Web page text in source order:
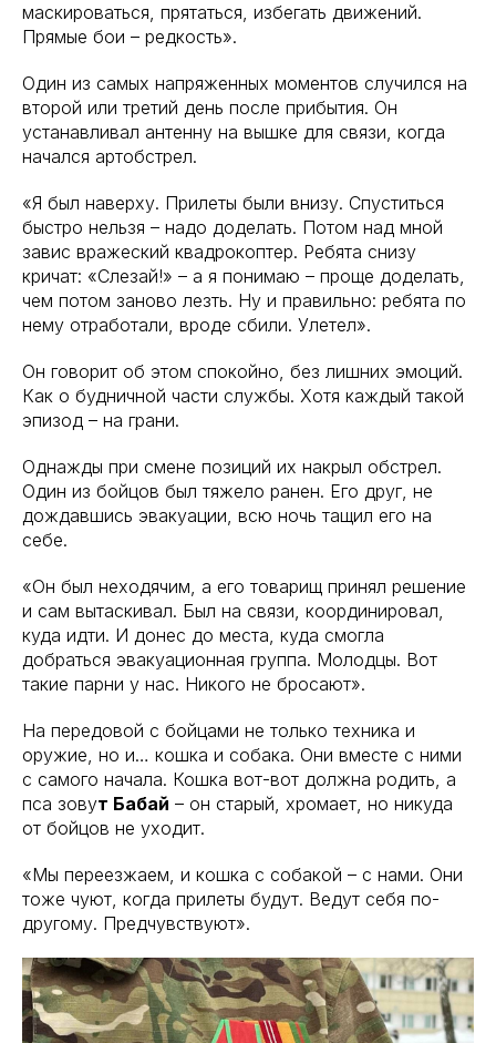
маскироваться, прятаться, избегать движений.
Прямые бои – редкость».
Один из самых напряженных моментов случился на
второй или третий день после прибытия. Он
устанавливал антенну на вышке для связи, когда
начался артобстрел.
«Я был наверху. Прилеты были внизу. Спуститься
быстро нельзя – надо доделать. Потом над мной
завис вражеский квадрокоптер. Ребята снизу
кричат: «Слезай!» – а я понимаю – проще доделать,
чем потом заново лезть. Ну и правильно: ребята по
нему отработали, вроде сбили. Улетел».
Он говорит об этом спокойно, без лишних эмоций.
Как о будничной части службы. Хотя каждый такой
эпизод – на грани.
Однажды при смене позиций их накрыл обстрел.
Один из бойцов был тяжело ранен. Его друг, не
дождавшись эвакуации, всю ночь тащил его на
себе.
«Он был неходячим, а его товарищ принял решение
и сам вытаскивал. Был на связи, координировал,
куда идти. И донес до места, куда смогла
добраться эвакуационная группа. Молодцы. Вот
такие парни у нас. Никого не бросают».
На передовой с бойцами не только техника и
оружие, но и… кошка и собака. Они вместе с ними
с самого начала. Кошка вот-вот должна родить, а
пса зовут Бабай – он старый, хромает, но никуда
от бойцов не уходит.
«Мы переезжаем, и кошка с собакой – с нами. Они
тоже чуют, когда прилеты будут. Ведут себя по-
другому. Предчувствуют».